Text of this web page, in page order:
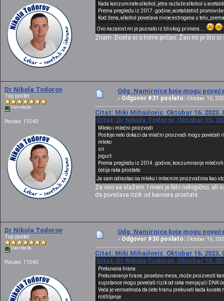
Kada konzumirate alkohol, jetra razlaže alkohol u
Prema pregledu iz 2017. godine, acetaldehid
Kod žena, alkohol povećava nivoe estrogena u telu,
Ovo nazalost mi je poznato iz bliskog primera....
Znam. Dosta si o tome pričao. Žao mi je što
Dr Nikola Todorov
Top poster
Van mreže
Poruke: 11540
Odg: Namirnice koje mogu
« Odgovor #31 poslato: Oktobar 16,
Citat: Miki Mihajlovic Oktobar 16, 2023,
Citat: Dr Nikola Todorov Oktobar 15,
Mleko i mlečni proizvodi
Postoje neki dokazi da mlečni proizvodi mogu
mleko
sir
jogurt
Prema pregledu iz 2014. godine, konzumiranje
ćelija raka prostate.
Ja sam odrastao na mleku i mlecnim proizvodima kao
Za ovo se slažem. I meni je bilo nelogično, ali
da povećava rizik od kancera prostate.
Dr Nikola Todorov
Top poster
Van mreže
Poruke: 11540
Odg: Namirnice koje mogu
« Odgovor #30 poslato: Oktobar 16,
Citat: Miki Mihajlovic Oktobar 16, 2023,
Citat: Dr Nikola Todorov Oktobar 15,
Prekuvana hrana
Prekuvavanje hrane, posebno mesa, može proizvesti
supstance mogu povećati rizik od raka menjajući DNK
Veća je verovatnoća da ćete hranu prekuvati kada
roštiljanje